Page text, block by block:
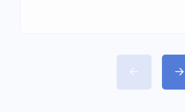
выбор
культурных
разнообразие жилой